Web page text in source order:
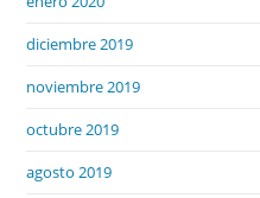
diciembre 2019
noviembre 2019
octubre 2019
agosto 2019